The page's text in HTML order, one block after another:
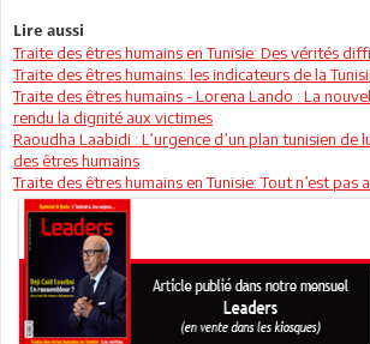
Lire aussi
Traite des êtres humains en Tunisie: Des vérités
Traite des êtres humains: les indicateurs de la
Traite des êtres humains - Lorena Lando : La
rendu la dignité aux victimes
Raoudha Laabidi : L’urgence d’un plan tunisien
des êtres humains
Traite des êtres humains en Tunisie: Tout n’est pas